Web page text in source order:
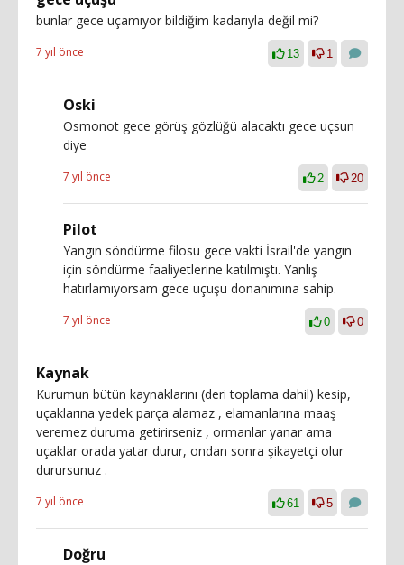
bunlar gece uçamıyor bildiğim kadarıyla değil mi?
7 yıl önce 13 1
Oski
Osmonot gece görüş gözlüğü alacaktı gece uçsun
diye
7 yıl önce 2 20
Pilot
Yangın söndürme filosu gece vakti İsrail'de yangın
için söndürme faaliyetlerine katılmıştı. Yanlış
hatırlamıyorsam gece uçuşu donanımına sahip.
7 yıl önce 0 0
Kaynak
Kurumun bütün kaynaklarını (deri toplama dahil) kesip,
uçaklarına yedek parça alamaz , elamanlarına maaş
veremez duruma getirirseniz , ormanlar yanar ama
uçaklar orada yatar durur, ondan sonra şikayetçi olur
durursunuz .
7 yıl önce 61 5
Doğru